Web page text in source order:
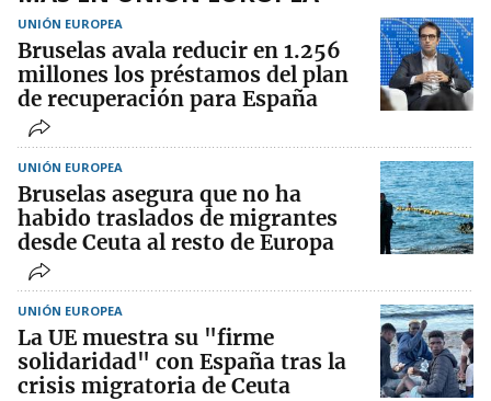
UNIÓN EUROPEA
Bruselas avala reducir en 1.256
millones los préstamos del plan
de recuperación para España
UNIÓN EUROPEA
Bruselas asegura que no ha
habido traslados de migrantes
desde Ceuta al resto de Europa
UNIÓN EUROPEA
La UE muestra su "firme
solidaridad" con España tras la
crisis migratoria de Ceuta